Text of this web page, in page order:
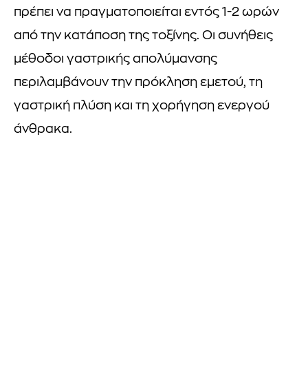
πρέπει να πραγματοποιείται εντός 1-2 ωρών
από την κατάποση της τοξίνης. Οι συνήθεις
μέθοδοι γαστρικής απολύμανσης
περιλαμβάνουν την πρόκληση εμετού, τη
γαστρική πλύση και τη χορήγηση ενεργού
άνθρακα.